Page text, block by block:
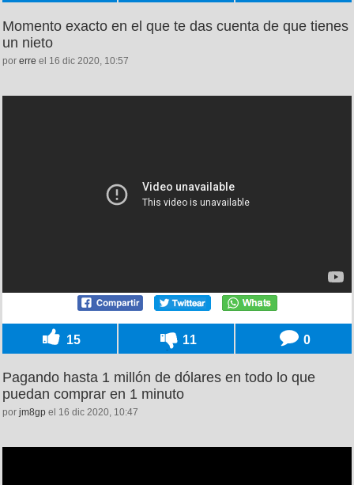
Momento exacto en el que te das cuenta de que tienes
un nieto
por erre el 16 dic 2020, 10:57
15 11 0
Pagando hasta 1 millón de dólares en todo lo que
puedan comprar en 1 minuto
por jm8gp el 16 dic 2020, 10:47